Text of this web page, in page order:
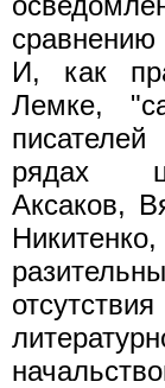
И, как
Лемке,
рядах
Аксаков,